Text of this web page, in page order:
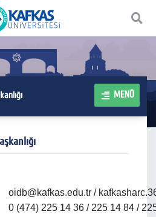
MENÜ
oidb@kafkas.edu.tr /
0 (474) 225 14 36 / 225 14 84 /